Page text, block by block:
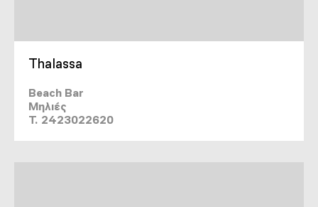
Thalassa
Beach Bar
Μηλιές
T. 2423022620